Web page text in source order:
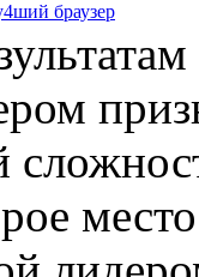
браузер